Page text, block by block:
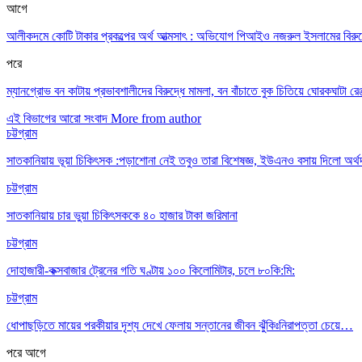
আগে
আলীকদমে কোটি টাকার প্রকল্পের অর্থ আত্মসাৎ : অভিযোগ পিআইও নজরুল ইসলামের
পরে
ম্যানগ্রোভ বন কাটায় প্রভাবশালীদের বিরুদ্ধে মামলা, বন বাঁচাতে বুক চিতিয়ে ঘোরকঘাটা
এই বিভাগের আরো সংবাদ More from author
চট্টগ্রাম
সাতকানিয়ায় ভূয়া চিকিৎসক :পড়াশোনা নেই তবুও তারা বিশেষজ্ঞ, ইউএনও বসায় দিলো
চট্টগ্রাম
সাতকানিয়ায় চার ভুয়া চিকিৎসককে ৪০ হাজার টাকা জরিমানা
চট্টগ্রাম
দোহাজারী-কক্সবাজার ট্রেনের গতি ঘণ্টায় ১০০ কিলোমিটার, চলে ৮০কি:মি:
চট্টগ্রাম
ধোপাছড়িতে মায়ের পরকীয়ার দৃশ্য দেখে ফেলায় সন্তানের জীবন ঝুঁকিঃনিরাপত্তা চেয়ে…
পরেআগে